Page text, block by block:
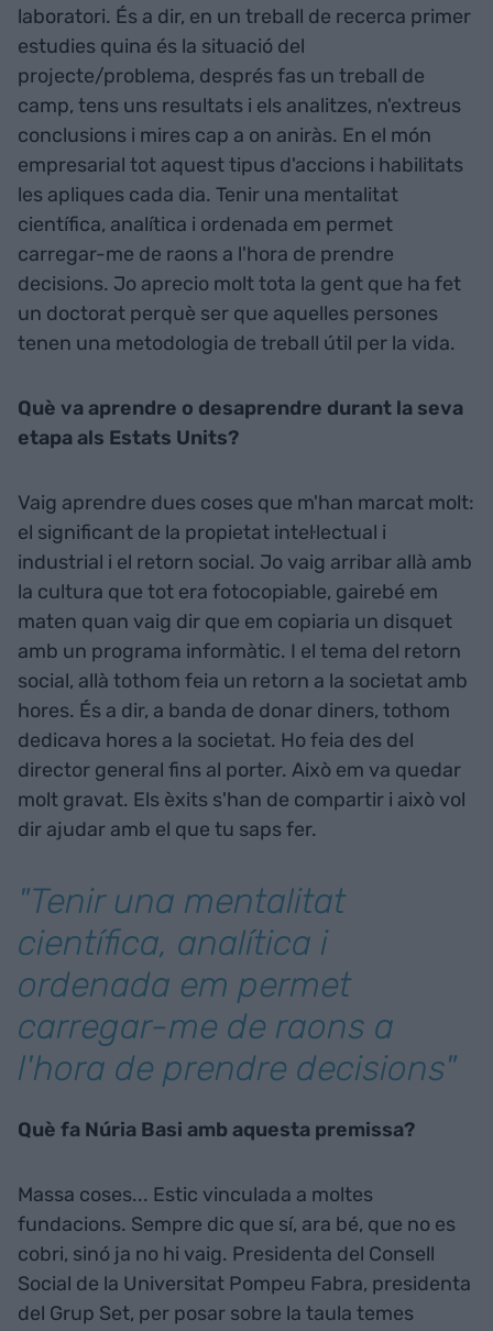
laboratori. És a dir, en un treball de recerca primer
estudies quina és la situació del
projecte/problema, després fas un treball de
camp, tens uns resultats i els analitzes, n'extreus
conclusions i mires cap a on aniràs. En el món
empresarial tot aquest tipus d'accions i habilitats
les apliques cada dia. Tenir una mentalitat
científica, analítica i ordenada em permet
carregar-me de raons a l'hora de prendre
decisions. Jo aprecio molt tota la gent que ha fet
un doctorat perquè ser que aquelles persones
tenen una metodologia de treball útil per la vida.
Què va aprendre o desaprendre durant la seva
etapa als Estats Units?
Vaig aprendre dues coses que m'han marcat molt:
el significant de la propietat intel·lectual i
industrial i el retorn social. Jo vaig arribar allà amb
la cultura que tot era fotocopiable, gairebé em
maten quan vaig dir que em copiaria un disquet
amb un programa informàtic. I el tema del retorn
social, allà tothom feia un retorn a la societat amb
hores. És a dir, a banda de donar diners, tothom
dedicava hores a la societat. Ho feia des del
director general fins al porter. Això em va quedar
molt gravat. Els èxits s'han de compartir i això vol
dir ajudar amb el que tu saps fer.
"Tenir una mentalitat
científica, analítica i
ordenada em permet
carregar-me de raons a
l'hora de prendre decisions"
Què fa Núria Basi amb aquesta premissa?
Massa coses... Estic vinculada a moltes
fundacions. Sempre dic que sí, ara bé, que no es
cobri, sinó ja no hi vaig. Presidenta del Consell
Social de la Universitat Pompeu Fabra, presidenta
del Grup Set, per posar sobre la taula temes